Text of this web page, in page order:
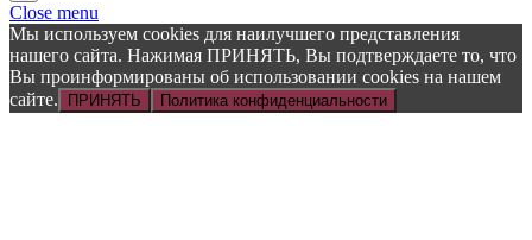
Close menu
Мы используем cookies для наилучшего представления
нашего сайта. Нажимая ПРИНЯТЬ, Вы подтверждаете то, что
Вы проинформированы об использовании cookies на нашем
сайте.
ПРИНЯТЬ Политика конфиденциальности